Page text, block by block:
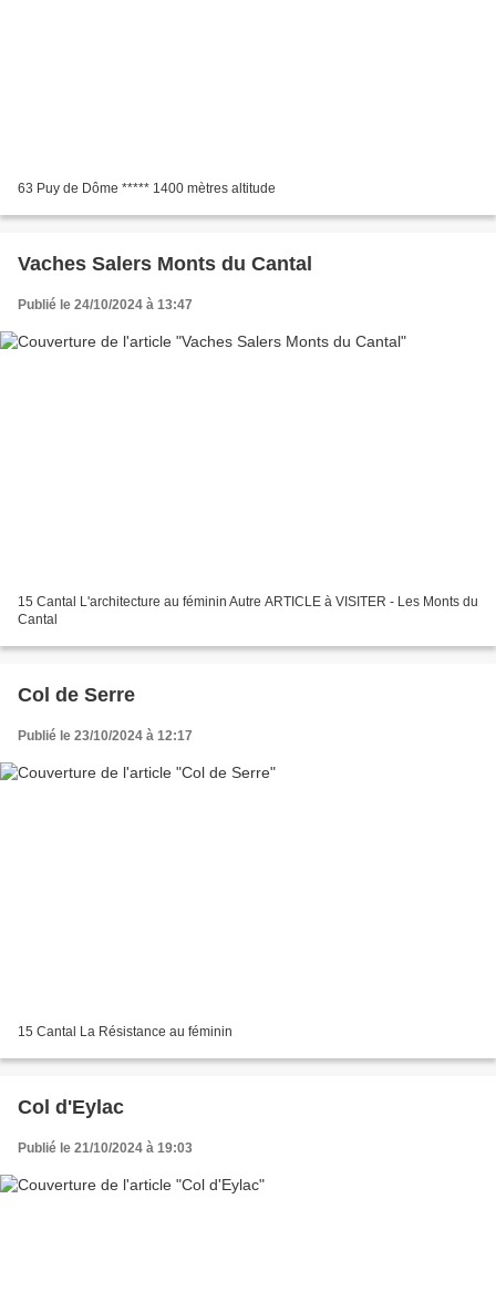
63 Puy de Dôme ***** 1400 mètres altitude
Vaches Salers Monts du Cantal
Publié le 24/10/2024 à 13:47
15 Cantal L'architecture au féminin Autre ARTICLE à VISITER - Les Monts du
Cantal
Col de Serre
Publié le 23/10/2024 à 12:17
15 Cantal La Résistance au féminin
Col d'Eylac
Publié le 21/10/2024 à 19:03